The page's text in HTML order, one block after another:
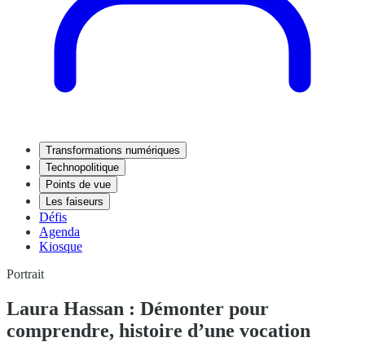
Transformations numériques
Technopolitique
Points de vue
Les faiseurs
Défis
Agenda
Kiosque
Portrait
Laura Hassan : Démonter pour
comprendre, histoire d’une vocation